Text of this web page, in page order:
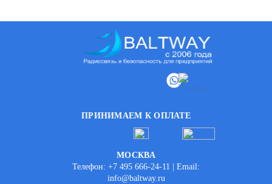
ПРИНИМАЕМ К ОПЛАТЕ
МОСКВА
Телефон: +7 495 666-24-11 | Email:
info@baltway.ru